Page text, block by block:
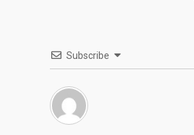
Subscribe